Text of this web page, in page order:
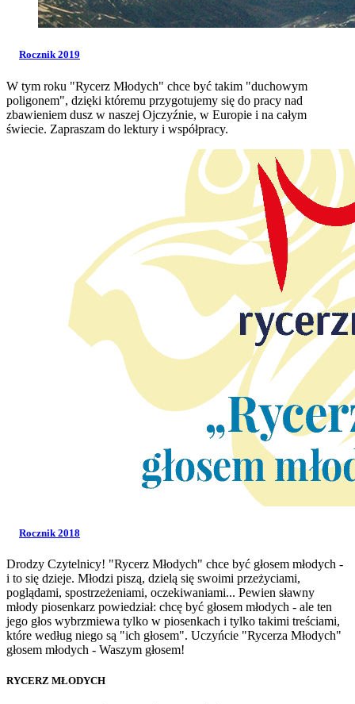
Rocznik 2019
W tym roku "Rycerz Młodych" chce być takim "duchowym
poligonem", dzięki któremu przygotujemy się do pracy nad
zbawieniem dusz w naszej Ojczyźnie, w Europie i na całym
świecie. Zapraszam do lektury i współpracy.
Rocznik 2018
Drodzy Czytelnicy! "Rycerz Młodych" chce być głosem młodych -
i to się dzieje. Młodzi piszą, dzielą się swoimi przeżyciami,
poglądami, spostrzeżeniami, oczekiwaniami... Pewien sławny
młody piosenkarz powiedział: chcę być głosem młodych - ale ten
jego głos wybrzmiewa tylko w piosenkach i tylko takimi treściami,
które według niego są "ich głosem". Uczyńcie "Rycerza Młodych"
głosem młodych - Waszym głosem!
RYCERZ MŁODYCH